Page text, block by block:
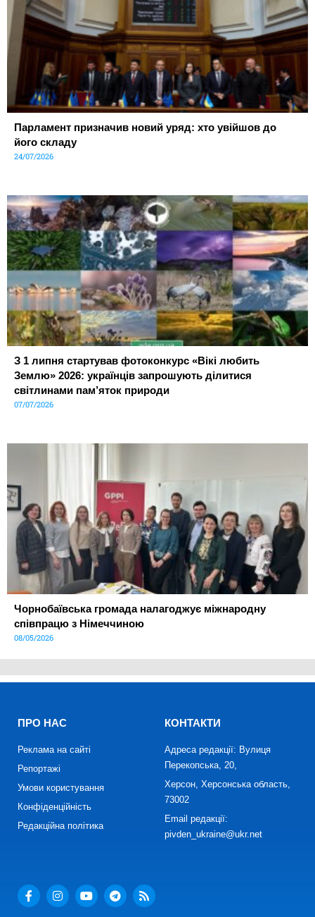
Парламент призначив новий уряд: хто увійшов до
його складу
24/07/2026
З 1 липня стартував фотоконкурс «Вікі любить
Землю» 2026: українців запрошують ділитися
світлинами пам’яток природи
07/07/2026
Чорнобаївська громада налагоджує міжнародну
співпрацю з Німеччиною
08/05/2026
ПРО НАС
Реклама на сайті
Репортажі
Умови користування
Конфіденційність
Редакційна політика
КОНТАКТИ
Адреса редакції: Вулиця
Перекопська, 20,
Херсон, Херсонська область,
73002
Email редакції:
pivden_ukraine@ukr.net